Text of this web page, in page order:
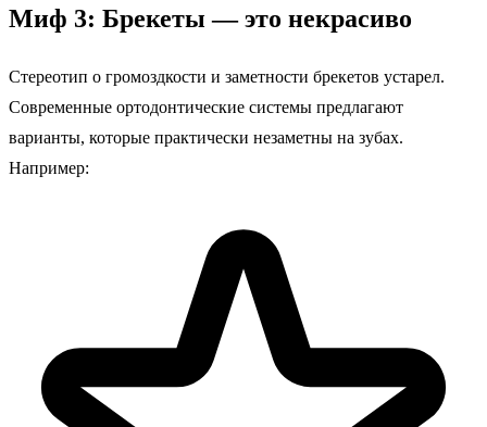
Миф 3: Брекеты — это некрасиво
Стереотип о громоздкости и заметности брекетов устарел.
Современные ортодонтические системы предлагают
варианты, которые практически незаметны на зубах.
Например: